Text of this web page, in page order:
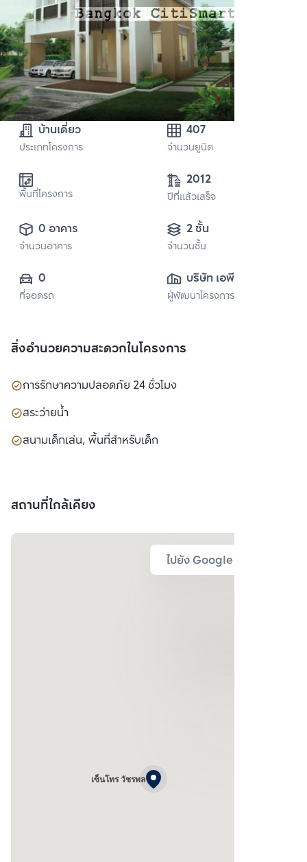
บ้านเดี่ยว
ประเภทโครงการ
407
จำนวนยูนิต
พื้นที่โครงการ
2012
ปีที่แล้วเสร็จ
0 อาคาร
จำนวนอาคาร
2 ชั้น
จำนวนชั้น
0
ที่จอดรถ
บริษัท เอพี (ไทย
แลนด์)
ผู้พัฒนาโครงการ
สิ่งอำนวยความสะดวกในโครงการ
การรักษาความปลอดภัย 24 ชั่วโมง
สระว่ายน้ำ
สนามเด็กเล่น, พื้นที่สำหรับเด็ก
สถานที่ใกล้เคียง
ไปยัง Google Map
เซ็นโทร วัชรพล